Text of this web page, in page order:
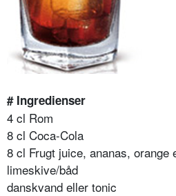
# Ingredienser
4 cl Rom
8 cl Coca-Cola
8 cl Frugt juice, ananas, orange
limeskive/båd
danskvand eller tonic